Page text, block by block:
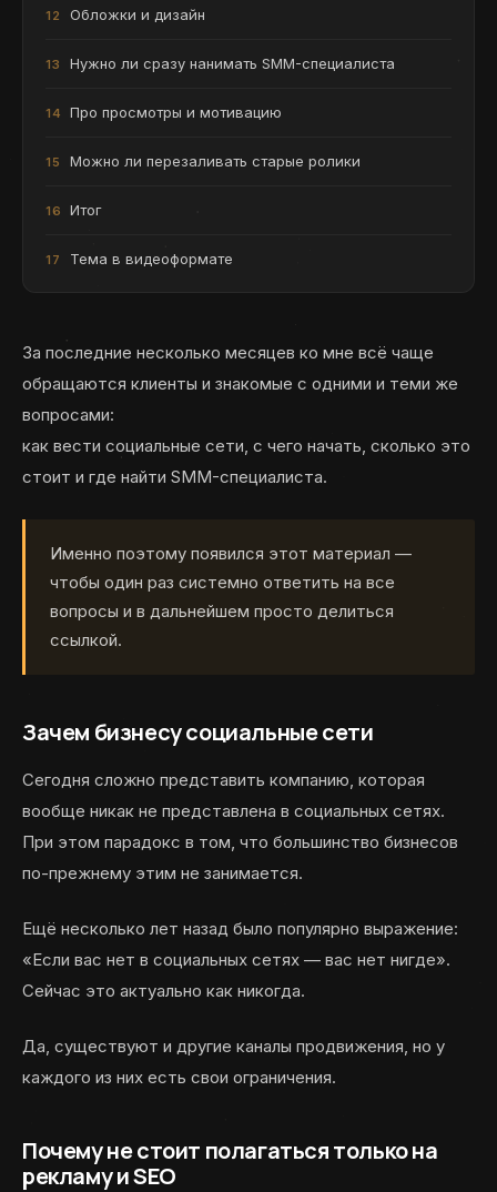
Обложки и дизайн
Нужно ли сразу нанимать SMM-специалиста
Про просмотры и мотивацию
Можно ли перезаливать старые ролики
Итог
Тема в видеоформате
За последние несколько месяцев ко мне всё чаще
обращаются клиенты и знакомые с одними и теми же
вопросами:
как вести социальные сети, с чего начать, сколько это
стоит и где найти SMM-специалиста.
Именно поэтому появился этот материал —
чтобы один раз системно ответить на все
вопросы и в дальнейшем просто делиться
ссылкой.
Зачем бизнесу социальные сети
Сегодня сложно представить компанию, которая
вообще никак не представлена в социальных сетях.
При этом парадокс в том, что большинство бизнесов
по-прежнему этим не занимается.
Ещё несколько лет назад было популярно выражение:
«Если вас нет в социальных сетях — вас нет нигде».
Сейчас это актуально как никогда.
Да, существуют и другие каналы продвижения, но у
каждого из них есть свои ограничения.
Почему не стоит полагаться только на
рекламу и SEO